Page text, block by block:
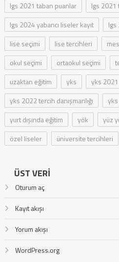
lgs 2021 taban puanlar
lgs 2021
lgs 2024 yabancı liseler kayıt
lgs
lise seçimi
lise tercihleri
okul seçimi
ortaokul seçimi
uzaktan eğitim
yks yks 2021
yks 2022 tercih danışmanlığı
yks
yurt dışında eğitim
yök yüz
özel liseler
üniversite tercihleri
ÜST VERI
Oturum aç
Kayıt akışı
Yorum akışı
WordPress.org